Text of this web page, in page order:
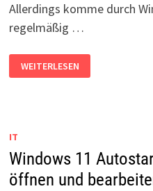
Allerdings komme durch
regelmäßig …
WINDOWS
UPDATES
WEITERLESEN
IT
Windows 11
öffnen und